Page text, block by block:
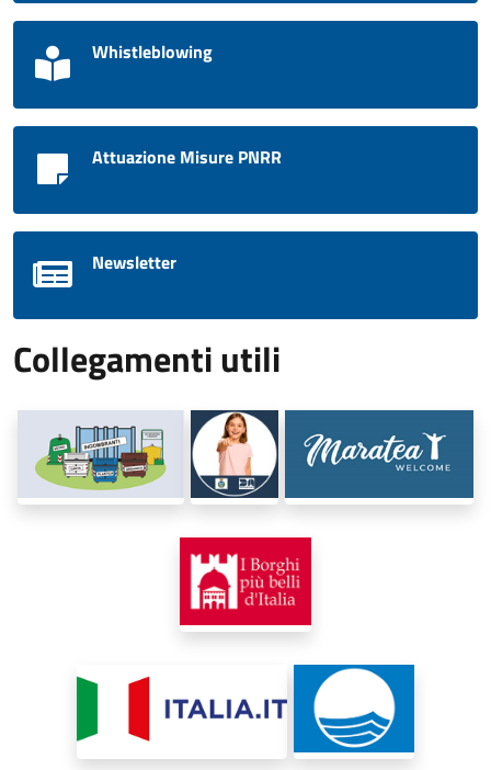
Whistleblowing
Attuazione Misure PNRR
Newsletter
Collegamenti utili